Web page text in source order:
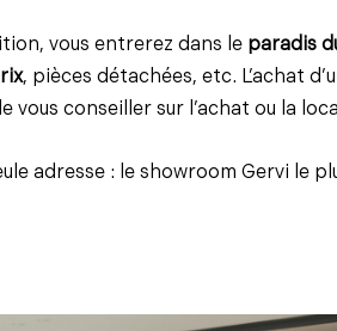
vous entrerez dans le paradis
, pièces détachées, etc. L’achat
conseiller sur l’achat ou la
adresse : le showroom Gervi le